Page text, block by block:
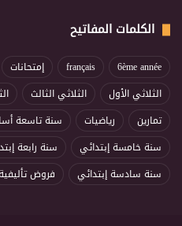
الكلمات المفاتيح
6ème année
français إمتحانات
الثلاثي الأول
الثلاثي الثالث
تمارين
رياضيات سنة تاسعة
سنة خامسة إبتدائي
سنة رابعة
سنة سادسة إبتدائي
فروض